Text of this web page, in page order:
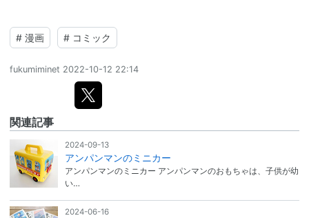
# 漫画 # コミック
fukumiminet 2022-10-12 22:14
関連記事
2024-09-13
アンパンマンのミニカー
アンパンマンのミニカー アンパンマンのおもちゃは、子供が幼
い…
2024-06-16